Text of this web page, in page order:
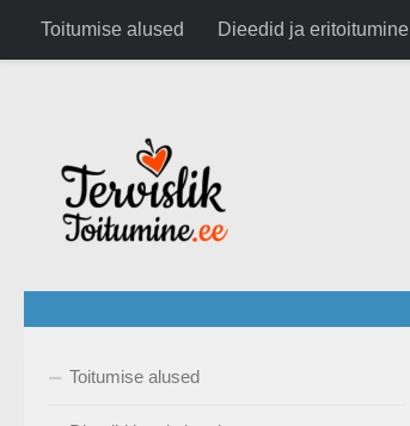
Skip to content
Toitumise alused Dieedid ja eritoitumine
Toitumise alused